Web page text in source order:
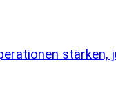
stärken,